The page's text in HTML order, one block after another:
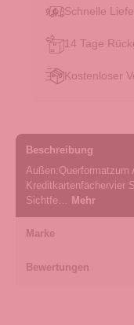
Schnelle
14 Tage
Kostenloser
Beschreibung
Außen:Querformatzum
Kreditkartenfächervier
Sichtfe…
Mehr
Marke
Bewertungen